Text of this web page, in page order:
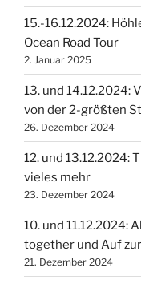
15.-16.12.2024:
Ocean Road Tour
2. Januar 2025
13. und 14.12.2024:
von der 2-größten
26. Dezember 2024
12. und 13.12.2024:
vieles mehr
23. Dezember 2024
10. und 11.12.2024:
together und Auf
21. Dezember 2024